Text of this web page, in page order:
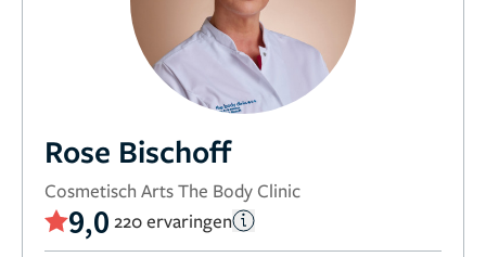
Rose Bischoff
Cosmetisch Arts The Body Clinic
9,0 220 ervaringen